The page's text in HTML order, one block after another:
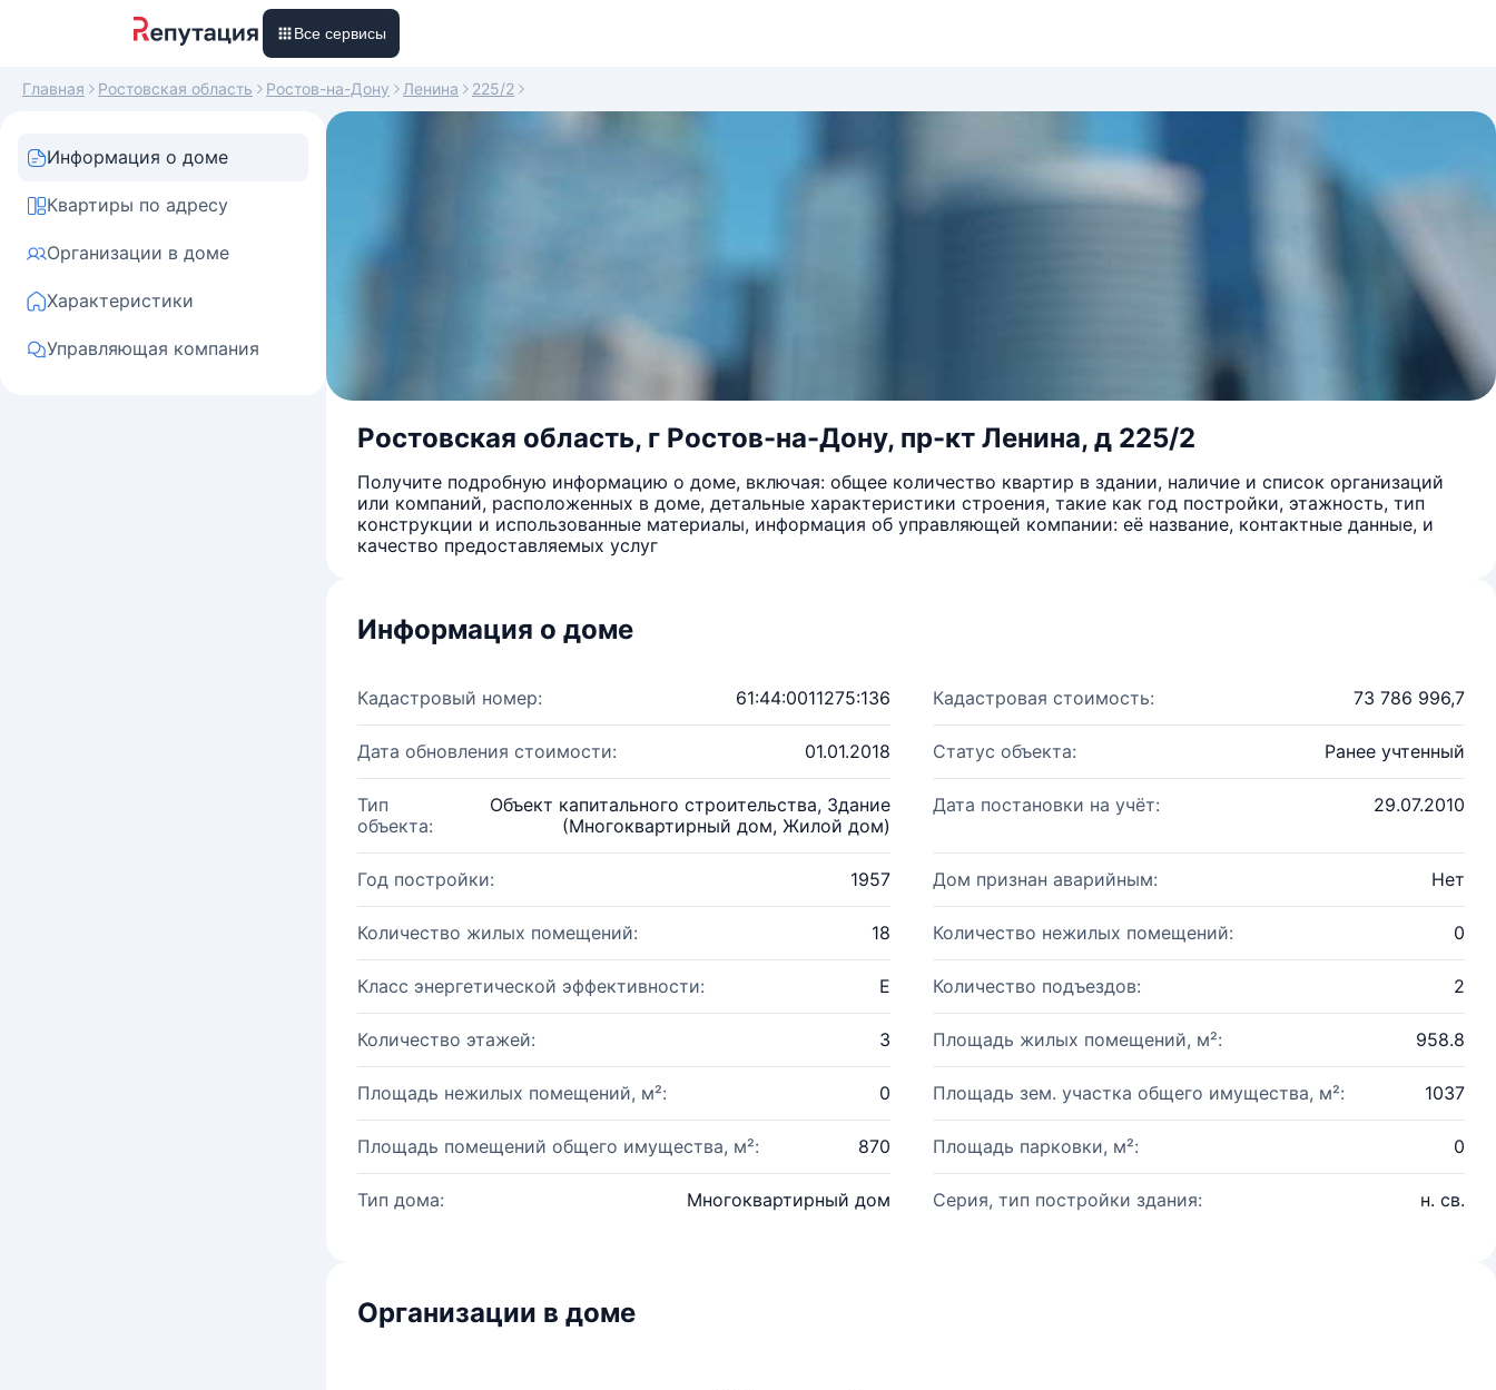
Все сервисы
Главная Ростовская область Ростов-на-Дону Ленина 225/2
Информация о доме
Квартиры по адресу
Организации в доме
Характеристики
Управляющая компания
Ростовская область, г Ростов-на-Дону, пр-кт Ленина, д 225/2
Получите подробную информацию о доме, включая: общее количество квартир в здании, наличие и список организаций
или компаний, расположенных в доме, детальные характеристики строения, такие как год постройки, этажность, тип
конструкции и использованные материалы, информация об управляющей компании: её название, контактные данные, и
качество предоставляемых услуг
Информация о доме
Кадастровый номер: 61:44:0011275:136 Кадастровая стоимость: 73 786 996,7
Дата обновления стоимости: 01.01.2018 Статус объекта: Ранее учтенный
Тип
объекта:
Объект капитального строительства, Здание
(Многоквартирный дом, Жилой дом)
Дата постановки на учёт: 29.07.2010
Год постройки: 1957 Дом признан аварийным: Нет
Количество жилых помещений: 18 Количество нежилых помещений: 0
Класс энергетической эффективности: E Количество подъездов: 2
Количество этажей: 3 Площадь жилых помещений, м²: 958.8
Площадь нежилых помещений, м²: 0 Площадь зем. участка общего имущества, м²: 1037
Площадь помещений общего имущества, м²: 870 Площадь парковки, м²: 0
Тип дома: Многоквартирный дом Серия, тип постройки здания: н. св.
Организации в доме